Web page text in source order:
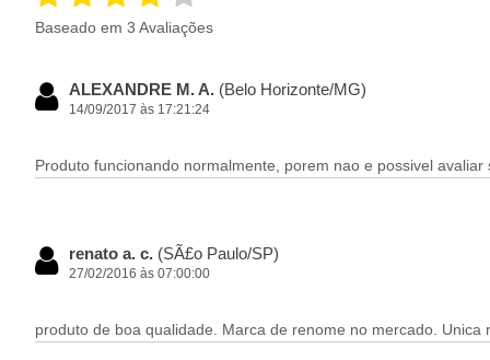
Baseado em 3 Avaliações
ALEXANDRE M. A. (Belo Horizonte/MG)
14/09/2017 às 17:21:24
Produto funcionando normalmente, porem nao e possivel
renato a. c. (SÃ£o Paulo/SP)
27/02/2016 às 07:00:00
produto de boa qualidade. Marca de renome no mercado.